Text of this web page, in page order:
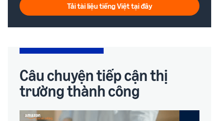
Tải tài liệu tiếng Việt tại đây
Câu chuyện tiếp cận thị
trường thành công